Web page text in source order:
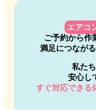
エアコ
ご予約から作
満足につなが
私た
安心し
すぐ対応できる